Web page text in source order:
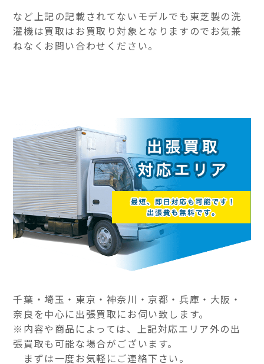
など上記の記載されてないモデルでも東芝製の洗
濯機は買取はお買取り対象となりますのでお気兼
ねなくお問い合わせください。
千葉・埼玉・東京・神奈川・京都・兵庫・大阪・
奈良を中心に出張買取にお伺い致します。
※内容や商品によっては、上記対応エリア外の出
張買取も可能な場合がございます。
まずは一度お気軽にご連絡下さい。